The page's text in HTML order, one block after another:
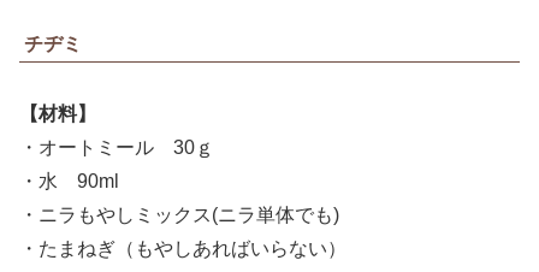
チヂミ
【材料】
・オートミール 30ｇ
・水 90ml
・ニラもやしミックス(ニラ単体でも)
・たまねぎ（もやしあればいらない）